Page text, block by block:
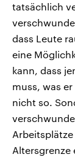
tatsächlich
dass Leute
eine
kann, dass
muss, was
nicht so.
Altersgrenze